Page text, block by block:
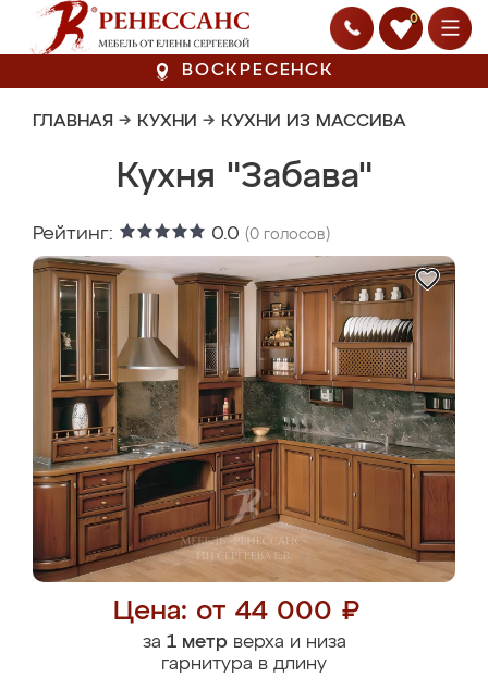
0
ВОСКРЕСЕНСК
ГЛАВНАЯ → КУХНИ → КУХНИ ИЗ МАССИВА
Кухня "Забава"
Рейтинг: 0.0 (0 голосов)
Цена: от 44 000 ₽
за 1 метрверха и низа
гарнитура в длину